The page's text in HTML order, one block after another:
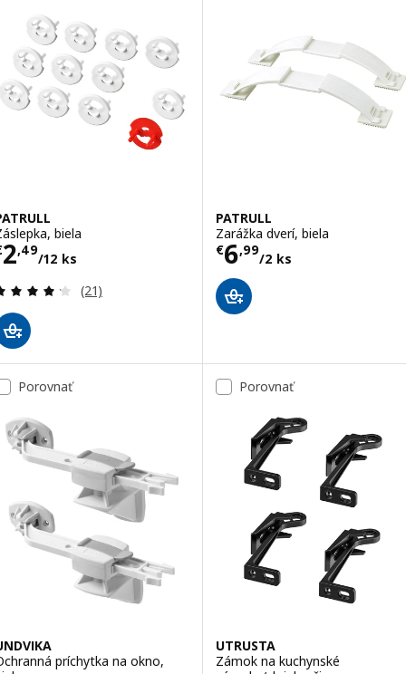
biela
2,49
/12 ks€ 2,49/12 ks
Prehľad: 4.2 z 5 hviezdy. Celkové hodnotenie:
(21)
PATRULL
Zarážka dverí, biela
€6,99
/2 ks
Cena € 6,99/2
Porovnať
príchytka na okno,
Porovnať
UTRUSTA
Zámok na kuchynské